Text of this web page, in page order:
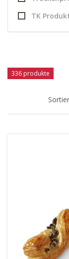
TK
336 produkte